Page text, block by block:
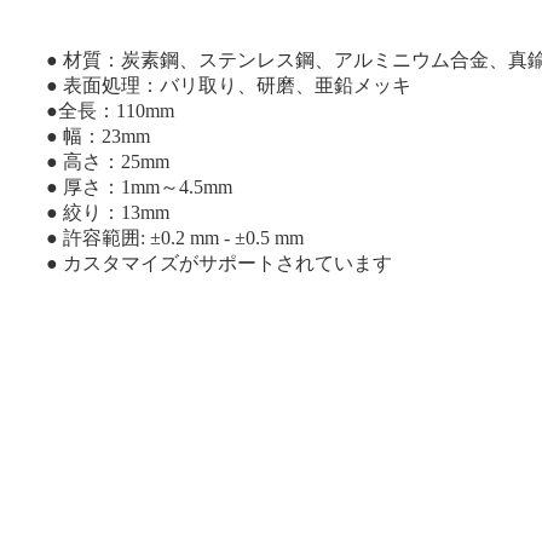
● 材質：炭素鋼、ステンレス鋼、アルミニウム合金、真
● 表面処理：バリ取り、研磨、亜鉛メッキ
●全長：110mm
● 幅：23mm
● 高さ：25mm
● 厚さ：1mm～4.5mm
● 絞り：13mm
● 許容範囲: ±0.2 mm - ±0.5 mm
● カスタマイズがサポートされています